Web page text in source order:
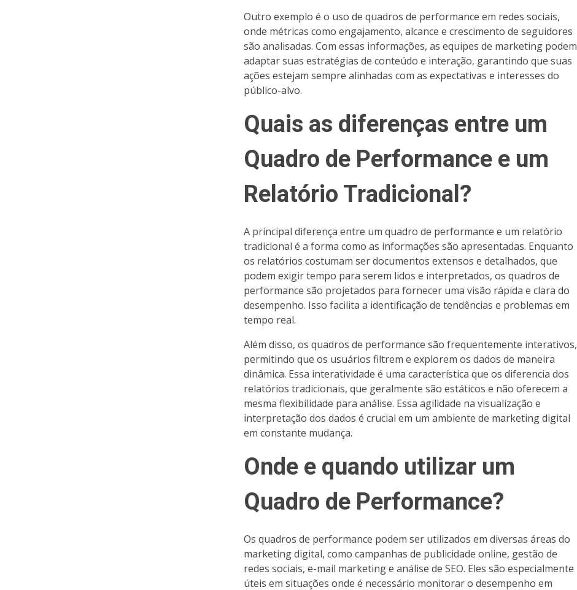
Outro exemplo é o uso de quadros de performance em redes sociais,
onde métricas como engajamento, alcance e crescimento de seguidores
são analisadas. Com essas informações, as equipes de marketing podem
adaptar suas estratégias de conteúdo e interação, garantindo que suas
ações estejam sempre alinhadas com as expectativas e interesses do
público-alvo.
Quais as diferenças entre um
Quadro de Performance e um
Relatório Tradicional?
A principal diferença entre um quadro de performance e um relatório
tradicional é a forma como as informações são apresentadas. Enquanto
os relatórios costumam ser documentos extensos e detalhados, que
podem exigir tempo para serem lidos e interpretados, os quadros de
performance são projetados para fornecer uma visão rápida e clara do
desempenho. Isso facilita a identificação de tendências e problemas em
tempo real.
Além disso, os quadros de performance são frequentemente interativos,
permitindo que os usuários filtrem e explorem os dados de maneira
dinâmica. Essa interatividade é uma característica que os diferencia dos
relatórios tradicionais, que geralmente são estáticos e não oferecem a
mesma flexibilidade para análise. Essa agilidade na visualização e
interpretação dos dados é crucial em um ambiente de marketing digital
em constante mudança.
Onde e quando utilizar um
Quadro de Performance?
Os quadros de performance podem ser utilizados em diversas áreas do
marketing digital, como campanhas de publicidade online, gestão de
redes sociais, e-mail marketing e análise de SEO. Eles são especialmente
úteis em situações onde é necessário monitorar o desempenho em